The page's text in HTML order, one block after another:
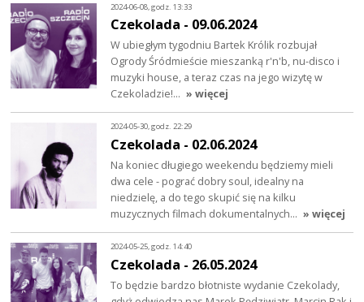
2024-06-08, godz. 13:33
Czekolada - 09.06.2024
W ubiegłym tygodniu Bartek Królik rozbujał
Ogrody Śródmieście mieszanką r'n'b, nu-disco i
muzyki house, a teraz czas na jego wizytę w
Czekoladzie!… » więcej
2024-05-30, godz. 22:29
Czekolada - 02.06.2024
Na koniec długiego weekendu będziemy mieli
dwa cele - pograć dobry soul, idealny na
niedzielę, a do tego skupić się na kilku
muzycznych filmach dokumentalnych… » więcej
2024-05-25, godz. 14:40
Czekolada - 26.05.2024
To będzie bardzo błotniste wydanie Czekolady,